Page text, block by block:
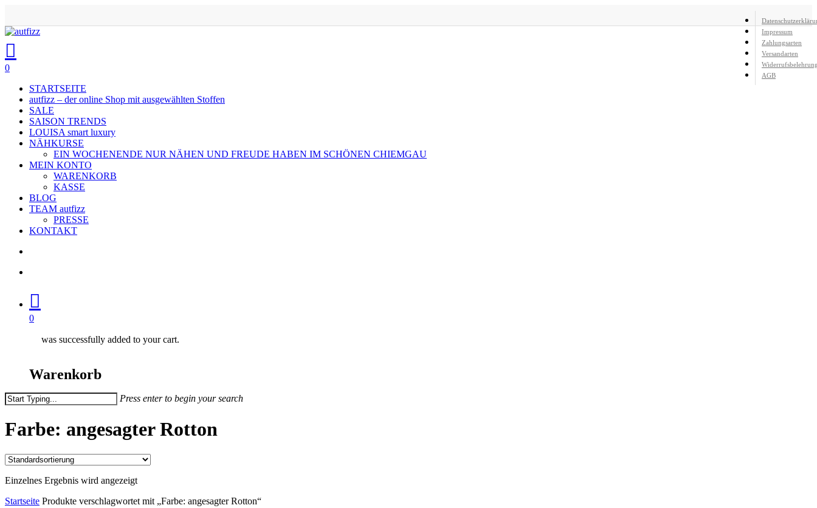
main
content
Impressum
Zahlungsarten
Versandarten
AGB
search
account
0
STARTSEITE
autfizz – der online Shop mit ausgewählten Stoffen
SALE
SAISON TRENDS
LOUISA smart luxury
NÄHKURSE
EIN WOCHENENDE NUR NÄHEN UND FREUDE HABEN IM SCHÖNEN CHIEMGAU
MEIN KONTO
WARENKORB
KASSE
BLOG
TEAM autfizz
PRESSE
KONTAKT
0
was successfully added to your cart.
Warenkorb
Press enter to begin your search
Search
Farbe: angesagter Rotton
Einzelnes Ergebnis wird angezeigt
Startseite Produkte verschlagwortet mit „Farbe: angesagter Rotton“
Close
Menu